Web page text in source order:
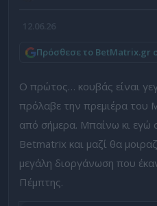
12.06.26
Πρόσθεσε το BetMatrix.gr
Ο πρώτος… κουβάς είναι
πρόλαβε την πρεμιέρα του
από σήμερα. Μπαίνω κι εγώ
Betmatrix και μαζί θα
μεγάλη διοργάνωση που
Πέμπτης.